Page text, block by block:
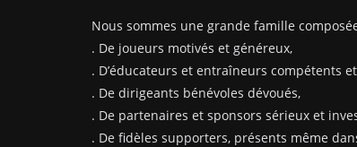
Nous sommes une grande famille
. De joueurs motivés et généreux,
. D’éducateurs et entraîneurs compétents
. De dirigeants bénévoles dévoués,
. De partenaires et sponsors sérieux et
. De fidèles supporters, présents même